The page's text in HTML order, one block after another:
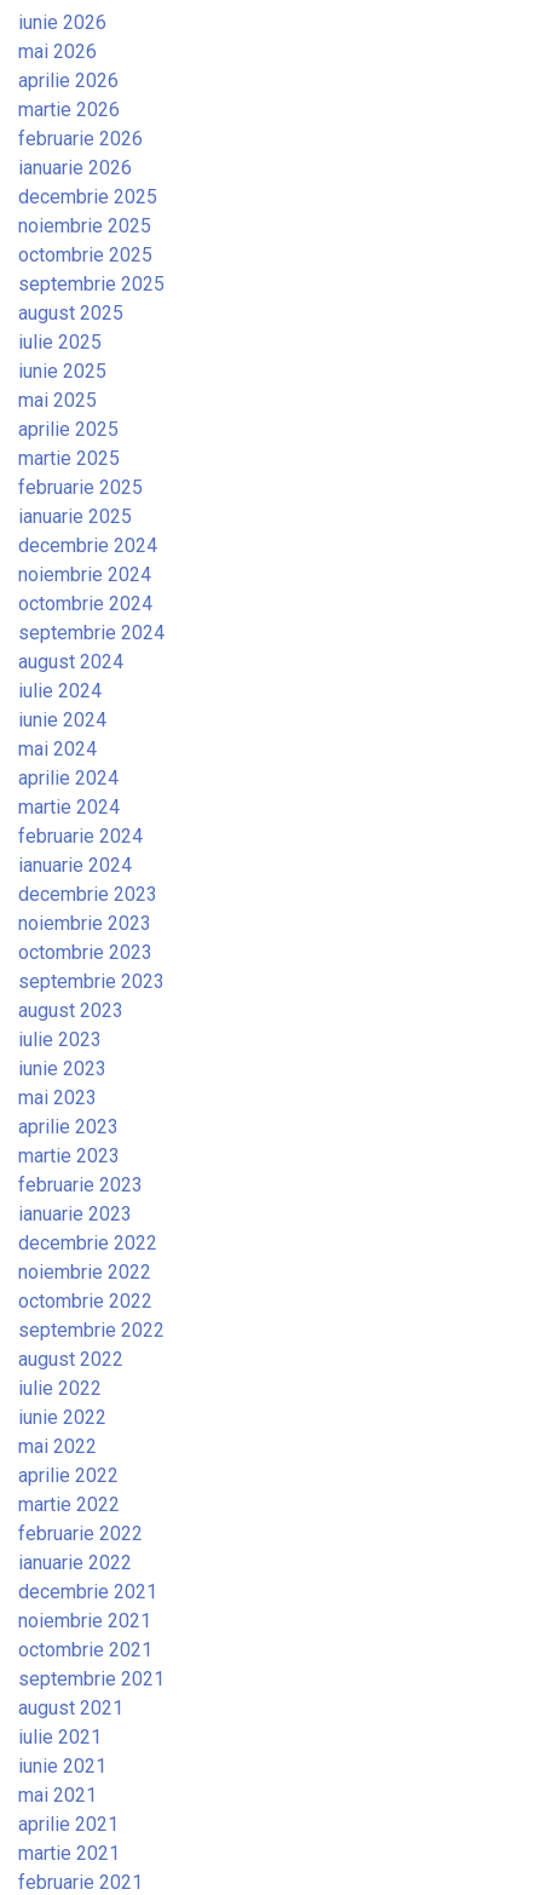
iunie 2026
mai 2026
aprilie 2026
martie 2026
februarie 2026
ianuarie 2026
decembrie 2025
noiembrie 2025
octombrie 2025
septembrie 2025
august 2025
iulie 2025
iunie 2025
mai 2025
aprilie 2025
martie 2025
februarie 2025
ianuarie 2025
decembrie 2024
noiembrie 2024
octombrie 2024
septembrie 2024
august 2024
iulie 2024
iunie 2024
mai 2024
aprilie 2024
martie 2024
februarie 2024
ianuarie 2024
decembrie 2023
noiembrie 2023
octombrie 2023
septembrie 2023
august 2023
iulie 2023
iunie 2023
mai 2023
aprilie 2023
martie 2023
februarie 2023
ianuarie 2023
decembrie 2022
noiembrie 2022
octombrie 2022
septembrie 2022
august 2022
iulie 2022
iunie 2022
mai 2022
aprilie 2022
martie 2022
februarie 2022
ianuarie 2022
decembrie 2021
noiembrie 2021
octombrie 2021
septembrie 2021
august 2021
iulie 2021
iunie 2021
mai 2021
aprilie 2021
martie 2021
februarie 2021